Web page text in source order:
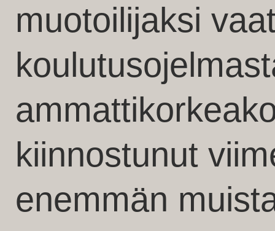
muotoilijaksi
kiinnostunut
enemmän